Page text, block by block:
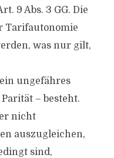
9 Abs. 3 GG. Die
Tarifautonomie
was nur gilt,
ungefähres
– besteht.
nicht
auszugleichen,
sind,